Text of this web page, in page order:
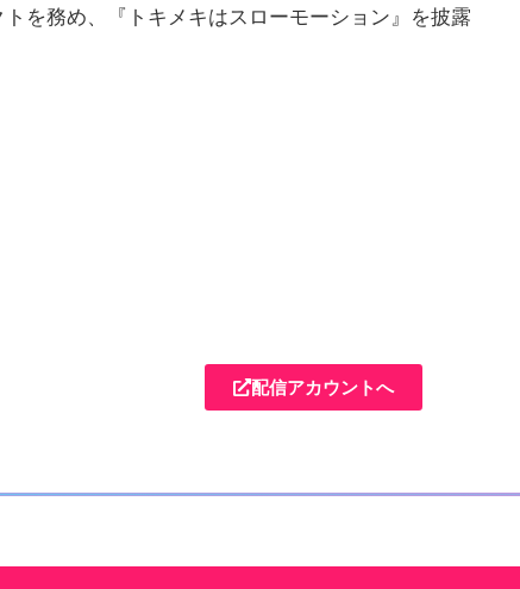
トを務め、『トキメキはスローモーション』を披露
配信アカウントへ